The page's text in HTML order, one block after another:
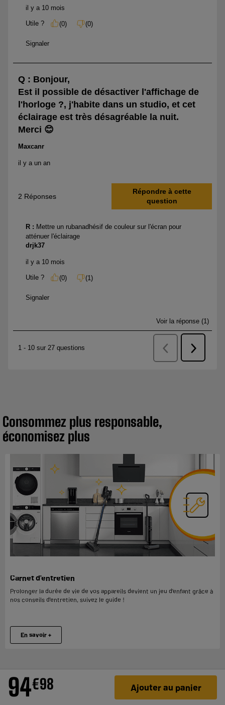
94€98 Ajouter au panier
Consommez plus responsable,
économisez plus
Carnet d'entretien
Prolonger la durée de vie de vos appareils devient un jeu d’enfant grâce à
nos conseils d’entretien, suivez le guide !
En savoir +
DES PRIX, MAIS PAS SEULEMENT !